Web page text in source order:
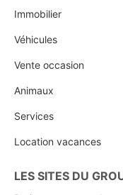
Immobilier
Véhicules
Vente occasion
Animaux
Services
Location vacances
LES SITES DU